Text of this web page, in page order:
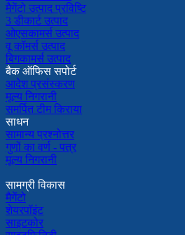
मैगेंटो उत्पाद प्रविष्टि
3 डीकार्ट उत्पाद
ओएसकामर्स उत्पाद
वू कॉमर्स उत्पाद
बिगकामर्स उत्पाद
बैक ऑफिस सपोर्ट
आदेश प्रसंस्करण
मूल्य निगरानी
समर्पित टीम किराया
साधन
सामान्य प्रश्नोत्तर
गुणों का वर्ण - पत्र
मूल्य निगरानी
सामग्री विकास
मैगेंटो
शेयरपॉइंट
साइटकोर